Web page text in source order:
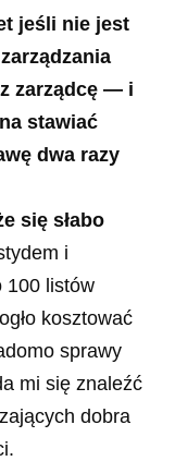
jeśli nie jest
zarządcę — i
stawiać
dwa razy
się słabo
i
100 listów
kosztować
sprawy
mi się znaleźć
dobra